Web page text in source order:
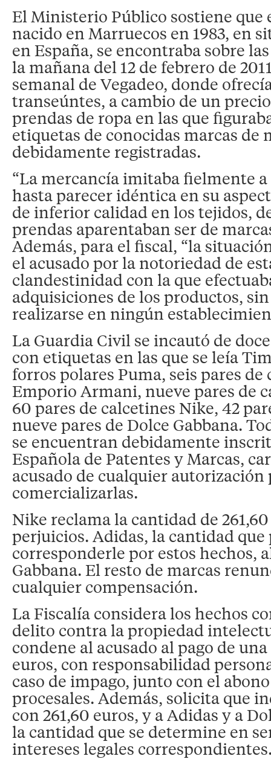
El Ministerio Público sostiene que
nacido en Marruecos en 1983, en
en España, se encontraba sobre
la mañana del 12 de febrero de
semanal de Vegadeo, donde
transeúntes, a cambio de un
prendas de ropa en las que
etiquetas de conocidas marcas de
debidamente registradas.
“La mercancía imitaba fielmente
hasta parecer idéntica en su
de inferior calidad en los tejidos,
prendas aparentaban ser de
Además, para el fiscal, “la
el acusado por la notoriedad de
clandestinidad con la que
adquisiciones de los productos,
realizarse en ningún
La Guardia Civil se incautó de
con etiquetas en las que se leía
forros polares Puma, seis pares de
Emporio Armani, nueve pares de
60 pares de calcetines Nike, 42
nueve pares de Dolce Gabbana.
se encuentran debidamente
Española de Patentes y Marcas,
acusado de cualquier autorización
comercializarlas.
Nike reclama la cantidad de
perjuicios. Adidas, la cantidad que
corresponderle por estos hechos,
Gabbana. El resto de marcas
cualquier compensación.
La Fiscalía considera los hechos
delito contra la propiedad
condene al acusado al pago de
euros, con responsabilidad
caso de impago, junto con el
procesales. Además, solicita que
con 261,60 euros, y a Adidas y a
la cantidad que se determine en
intereses legales